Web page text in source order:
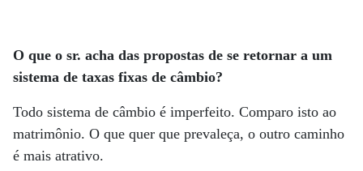
O que o sr. acha das propostas de se retornar a um
sistema de taxas fixas de câmbio?
Todo sistema de câmbio é imperfeito. Comparo isto ao
matrimônio. O que quer que prevaleça, o outro caminho
é mais atrativo.